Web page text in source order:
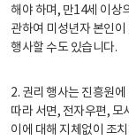
해야 하며, 만14세 이상
관하여 미성년자 본인
행사할 수도 있습니다.
2. 권리 행사는 진흥원
따라 서면, 전자우편, 모
이에 대해 지체없이 조